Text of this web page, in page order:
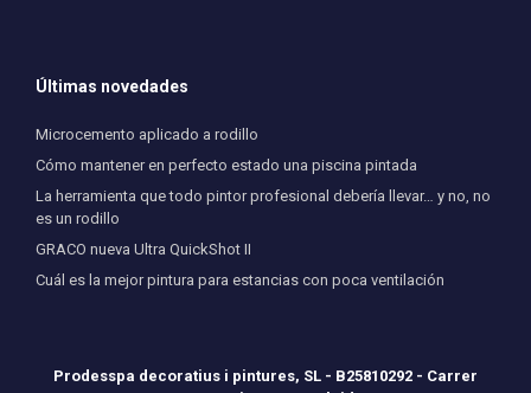
Últimas novedades
Microcemento aplicado a rodillo
Cómo mantener en perfecto estado una piscina pintada
La herramienta que todo pintor profesional debería llevar… y no, no
es un rodillo
GRACO nueva Ultra QuickShot II
Cuál es la mejor pintura para estancias con poca ventilación
Prodesspa decoratius i pintures, SL - B25810292 - Carrer